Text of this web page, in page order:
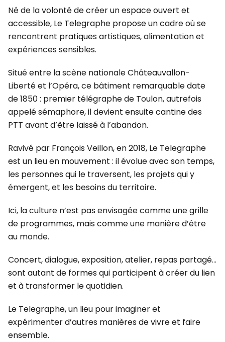
Né de la volonté de créer un espace ouvert et
accessible, Le Telegraphe propose un cadre où se
rencontrent pratiques artistiques, alimentation et
expériences sensibles.
Situé entre la scène nationale Châteauvallon-
Liberté et l’Opéra, ce bâtiment remarquable date
de 1850 : premier télégraphe de Toulon, autrefois
appelé sémaphore, il devient ensuite cantine des
PTT avant d’être laissé à l’abandon.
Ravivé par François Veillon, en 2018, Le Telegraphe
est un lieu en mouvement : il évolue avec son temps,
les personnes qui le traversent, les projets qui y
émergent, et les besoins du territoire.
Ici, la culture n’est pas envisagée comme une grille
de programmes, mais comme une manière d’être
au monde.
Concert, dialogue, exposition, atelier, repas partagé…
sont autant de formes qui participent à créer du lien
et à transformer le quotidien.
Le Telegraphe, un lieu pour imaginer et
expérimenter d’autres manières de vivre et faire
ensemble.